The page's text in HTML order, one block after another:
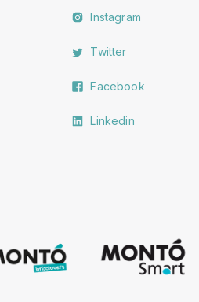
Instagram
Twitter
Facebook
Linkedin